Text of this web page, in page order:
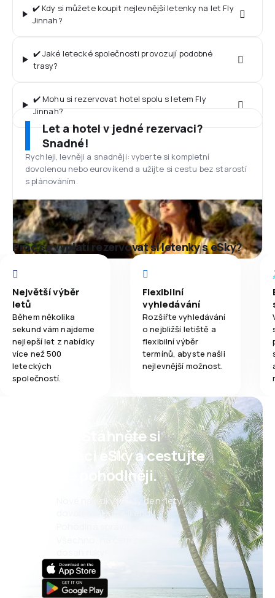
✔️ Kdy si můžete koupit nejlevnější letenky na let Fly
Jinnah?
✔️ Jaké letecké společnosti provozují podobné
trasy?
✔️ Mohu si rezervovat hotel spolu s letem Fly
Jinnah?
Let a hotel v jedné rezervaci?
Snadné!
Rychleji, levněji a snadněji: vyberte si kompletní
dovolenou nebo eurovíkend a užijte si cestu bez starostí
s plánováním.
Proč se vyplatí rezervovat si letenky s eSky?
Největší výběr
letů
Během několika
sekund vám najdeme
nejlepší let z nabídky
více než 500
leteckých
společností.
Flexibilní
vyhledávání
Rozšiřte vyhledávání
o nejbližší letiště a
flexibilní výběr
termínů, abyste našli
nejlevnější možnost.
Psst! Stáhněte si
aplikaci eSky a cestujte
ještě pohodlněji.
Nové nabídky každý den: lety,
dovolené, eurovíkendy
Všechno, na čem záleží, vždy na